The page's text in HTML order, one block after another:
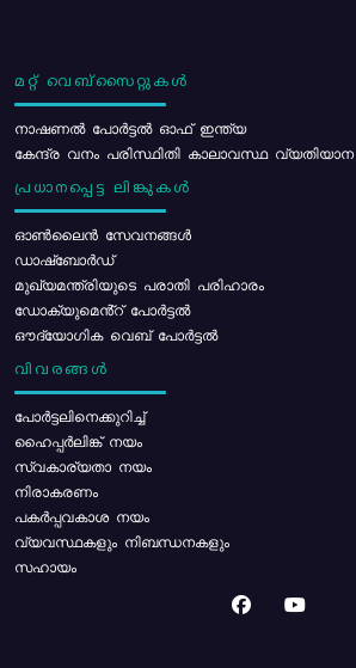
മറ്റ് വെബ്സൈറ്റുകൾ
നാഷണൽ പോർട്ടൽ ഓഫ് ഇന്ത്യ
കേന്ദ്ര വനം പരിസ്ഥിതി കാലാവസ്ഥ
പ്രധാനപ്പെട്ട ലിങ്കുകൾ
ഓൺലൈൻ സേവനങ്ങൾ
ഡാഷ്ബോർഡ്
മുഖ്യമന്ത്രിയുടെ പരാതി പരിഹാരം
ഡോക്യുമെൻ്റ് പോർട്ടൽ
ഔദ്യോഗിക വെബ് പോർട്ടൽ
വിവരങ്ങൾ
പോര്‍ട്ടലിനെക്കുറിച്ച്
ഹൈപ്പർലിങ്ക് നയം
സ്വകാര്യതാ നയം
നിരാകരണം
പകർപ്പവകാശ നയം
വ്യവസ്ഥകളും നിബന്ധനകളും
സഹായം